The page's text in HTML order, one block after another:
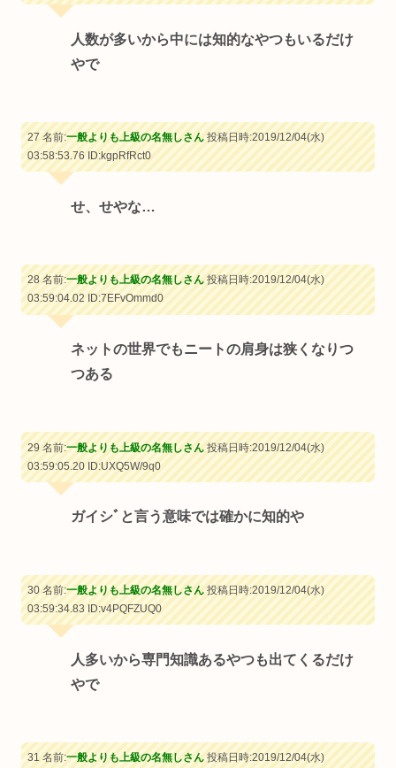
人数が多いから中には知的なやつもいるだけ
やで
27 名前:一般よりも上級の名無しさん投稿日時:2019/12/04(水)
03:58:53.76ID:kgpRfRct0
せ、せやな…
28 名前:一般よりも上級の名無しさん投稿日時:2019/12/04(水)
03:59:04.02ID:7EFvOmmd0
ネットの世界でもニートの肩身は狭くなりつ
つある
29 名前:一般よりも上級の名無しさん投稿日時:2019/12/04(水)
03:59:05.20ID:UXQ5W/9q0
ガイシﾞと言う意味では確かに知的や
30 名前:一般よりも上級の名無しさん投稿日時:2019/12/04(水)
03:59:34.83ID:v4PQFZUQ0
人多いから専門知識あるやつも出てくるだけ
やで
31 名前:一般よりも上級の名無しさん投稿日時:2019/12/04(水)